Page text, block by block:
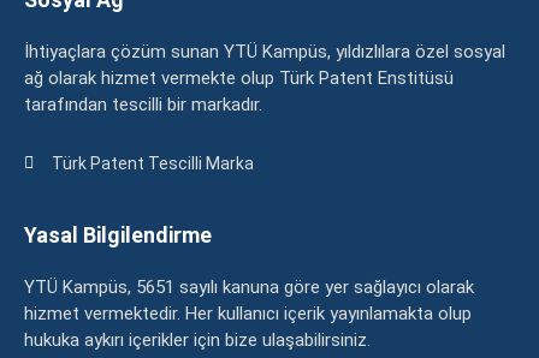
İhtiyaçlara çözüm sunan YTÜ Kampüs, yıldızlılara özel sosyal
ağ olarak hizmet vermekte olup Türk Patent Enstitüsü
tarafından tescilli bir markadır.
Türk Patent Tescilli Marka
Yasal Bilgilendirme
YTÜ Kampüs, 5651 sayılı kanuna göre yer sağlayıcı olarak
hizmet vermektedir. Her kullanıcı içerik yayınlamakta olup
hukuka aykırı içerikler için bize ulaşabilirsiniz.